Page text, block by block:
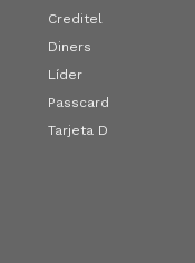
Creditel
Diners
Líder
Passcard
Tarjeta D